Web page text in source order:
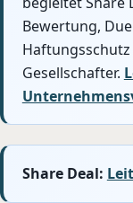
Bewertung,
Gesellschafter.
Share Deal: